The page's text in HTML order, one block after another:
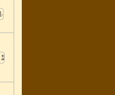
8
5